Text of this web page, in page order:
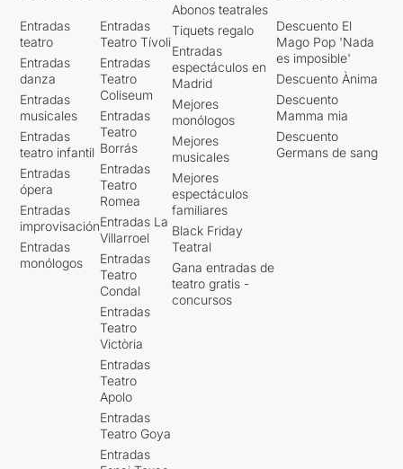
Entradas
teatro
Entradas
danza
Entradas
musicales
Entradas
teatro infantil
Entradas
ópera
Entradas
improvisación
Entradas
monólogos
Entradas
Teatro Tívoli
Entradas
Teatro
Coliseum
Entradas
Teatro
Borrás
Entradas
Teatro
Romea
Entradas La
Villarroel
Entradas
Teatro
Condal
Entradas
Teatro
Victòria
Entradas
Teatro
Apolo
Entradas
Teatro Goya
Entradas
Abonos teatrales
Tiquets regalo
Entradas
espectáculos en
Madrid
Mejores
monólogos
Mejores
musicales
Mejores
espectáculos
familiares
Black Friday
Teatral
Gana entradas de
teatro gratis -
concursos
Descuento El
Mago Pop 'Nada
es imposible'
Descuento Ànima
Descuento
Mamma mia
Descuento
Germans de sang